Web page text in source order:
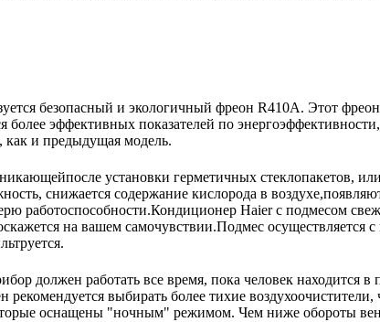
безопасный и экологичный фреон R410A. Этот
эффективных показателей по
как и предыдущая модель.
установки герметичных стеклопакетов,
снижается содержание кислорода в
работоспособности.Кондиционер Haier с подмесом
на вашем самочувствии.Подмес осуществляется
должен работать все время, пока человек находится
выбирать более тихие
оснащены "ночным" режимом. Чем ниже обороты